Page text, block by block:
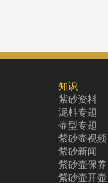
知识
紫砂资料
泥料专题
壶型专题
紫砂壶视频
紫砂新闻
紫砂壶保养
紫砂壶开壶